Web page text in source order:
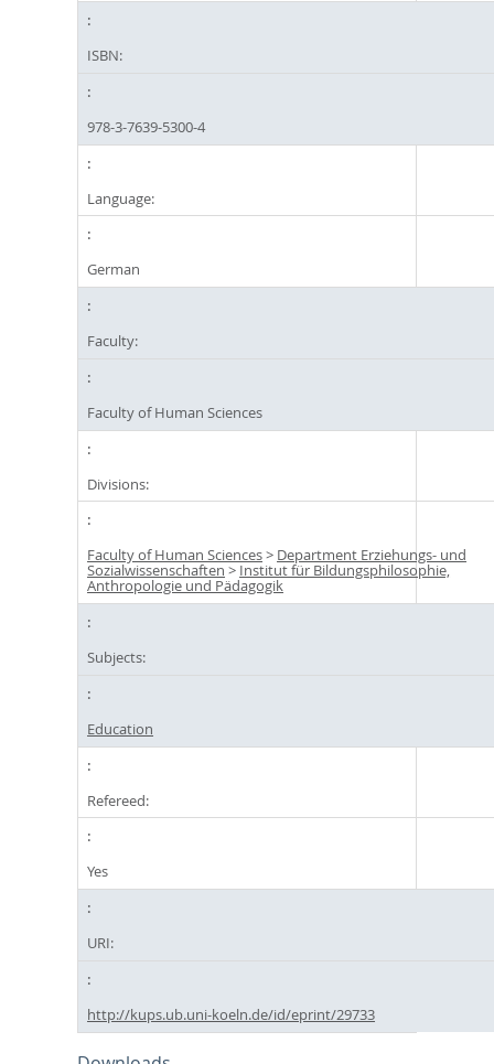
ISBN:
978-3-7639-5300-4
Language:
German
Faculty:
Faculty of Human Sciences
Divisions:
Faculty of Human Sciences> Department Erziehungs- und
Sozialwissenschaften > Institut für Bildungsphilosophie,
Anthropologie und Pädagogik
Subjects:
Education
Refereed:
Yes
URI:
http://kups.ub.uni-koeln.de/id/eprint/29733